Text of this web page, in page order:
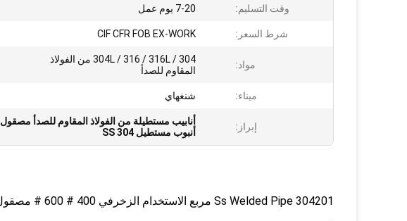
وقت التسليم: 7-20 يوم عمل
شرط السعر: CIF CFR FOB EX-WORK
مواد:
304 / 304L / 316 / 316L من الفولاذ
المقاوم للصدأ
ميناء: شنغهاي
إبراز: أنابيب مستطيلة من الفولاذ المقاوم للصدأ مصقول
أنبوب مستطيل SS 304
Ss Welded Pipe 304201 مربع الاستخدام الزخرفي 400 # 600 # مصقول